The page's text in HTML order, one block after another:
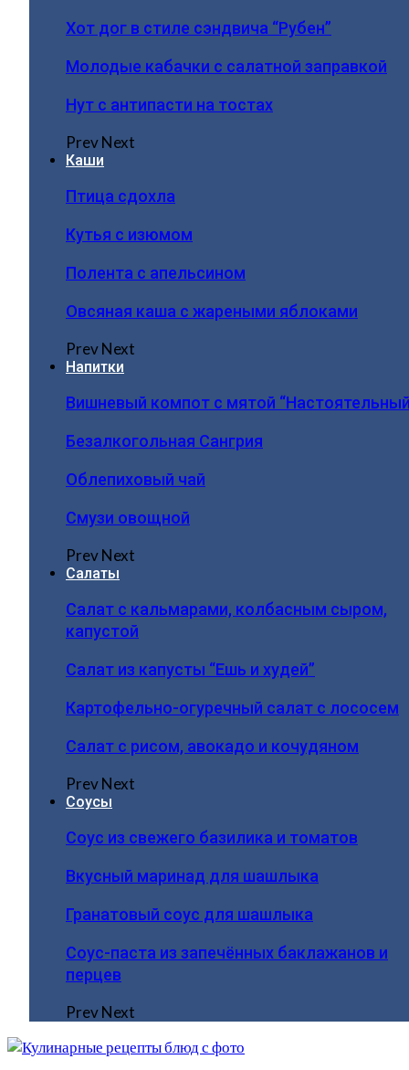
Хот дог в стиле сэндвича “Рубен”
Молодые кабачки с салатной заправкой
Нут с антипасти на тостах
PrevNext
Каши
Птица сдохла
Кутья с изюмом
Полента с апельсином
Овсяная каша с жареными яблоками
PrevNext
Напитки
Вишневый компот с мятой
Безалкогольная Сангрия
Облепиховый чай
Смузи овощной
PrevNext
Салаты
Салат с кальмарами, колбасным сыром,
капустой
Салат из капусты “Ешь и худей”
Картофельно-огуречный салат с лососем
Салат с рисом, авокадо и кочудяном
PrevNext
Соусы
Соус из свежего базилика и томатов
Вкусный маринад для шашлыка
Гранатовый соус для шашлыка
Соус-паста из запечённых баклажанов и
перцев
PrevNext